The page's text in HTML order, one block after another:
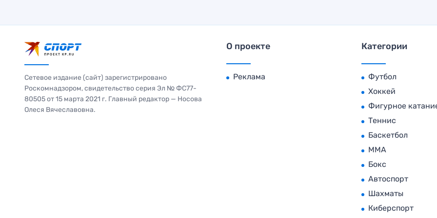
Сетевое издание (сайт) зарегистрировано
Роскомнадзором, свидетельство серия Эл № ФС77-
80505 от 15 марта 2021 г. Главный редактор — Носова
Олеся Вячеславовна.
О проекте
Реклама
Категории
Футбол
Хоккей
Фигурное
Теннис
Баскетбол
MMA
Бокс
Автоспорт
Шахматы
Киберспорт